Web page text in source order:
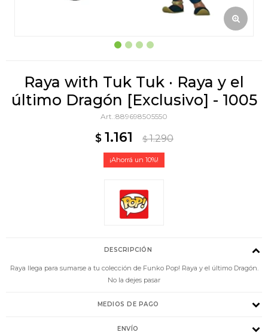
Raya with Tuk Tuk · Raya y el
último Dragón [Exclusivo] - 1005
889698505550
$ 1.161 $ 1.290
10
DESCRIPCIÓN
Raya llega para sumarse a tu colección de Funko Pop! Raya y el último Dragón.
No la dejes pasar
MEDIOS DE PAGO
ENVÍO